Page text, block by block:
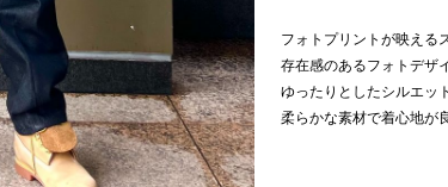
フォトプリントが映える
存在感のあるフォトデザ
ゆったりとしたシルエッ
柔らかな素材で着心地が